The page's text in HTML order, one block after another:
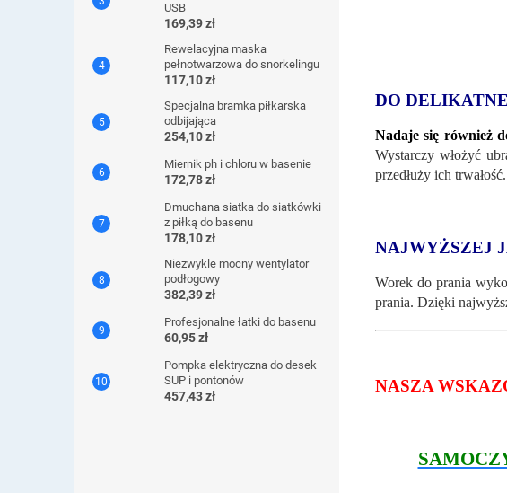
USB
169,39 zł
Rewelacyjna maska ​​
pełnotwarzowa do snorkelingu
117,10 zł
Specjalna bramka piłkarska
odbijająca
254,10 zł
Miernik ph i chloru w basenie
172,78 zł
Dmuchana siatka do siatkówki
z piłką do basenu
178,10 zł
Niezwykle mocny wentylator
podłogowy
382,39 zł
Profesjonalne łatki do basenu
60,95 zł
Pompka elektryczna do desek
SUP i pontonów
457,43 zł
DO
Nadaje się również
Wystarczy włożyć
przedłuży ich trwałość.
NAJWYŻSZEJ
Worek do prania
prania. Dzięki
NASZA